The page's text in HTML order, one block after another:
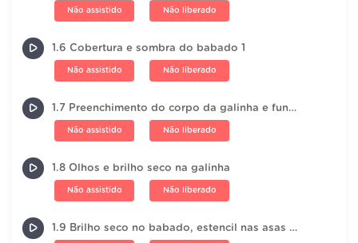
Não assistido Não liberado
1.6 Cobertura e sombra do babado 1
Não assistido Não liberado
1.7 Preenchimento do corpo da galinha e fundo do babado
Não assistido Não liberado
1.8 Olhos e brilho seco na galinha
Não assistido Não liberado
1.9 Brilho seco no babado, estencil nas asas da galinha e no babado